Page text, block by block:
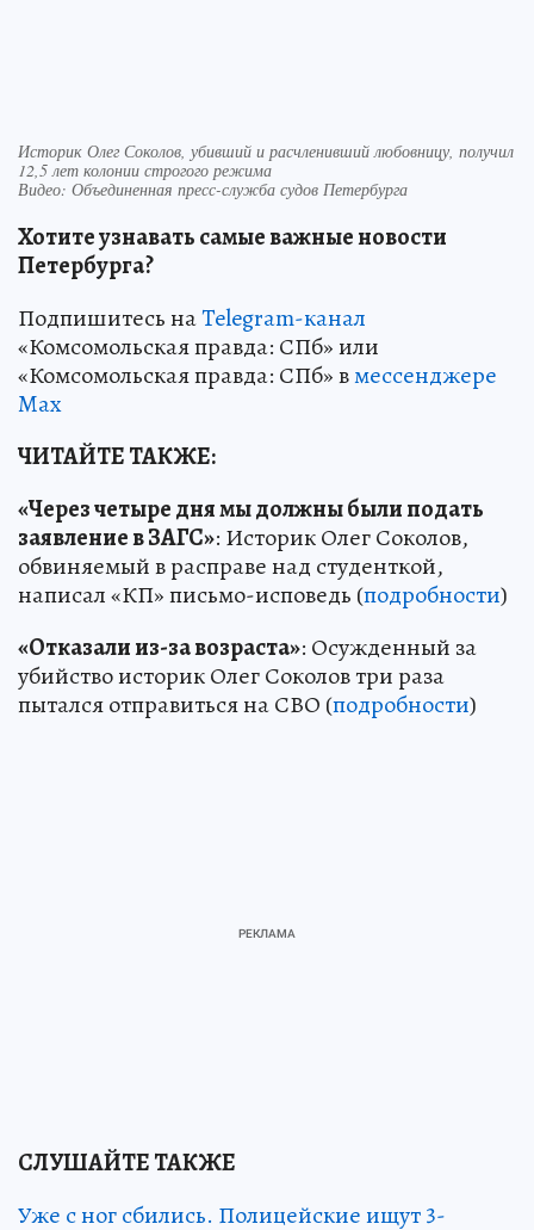
Историк Олег Соколов, убивший и расчленивший любовницу, получил
12,5 лет колонии строгого режима
Видео: Объединенная пресс-служба судов Петербурга
Хотите узнавать самые важные новости
Петербурга?
Подпишитесь наTelegram-канал
«Комсомольская правда: СПб» или
«Комсомольская правда: СПб» вмессенджере
Max
ЧИТАЙТЕ ТАКЖЕ:
«Через четыре дня мы должны были подать
заявление в ЗАГС»: Историк Олег Соколов,
обвиняемый в расправе над студенткой,
написал «КП» письмо-исповедь (подробности)
«Отказали из-за возраста»: Осужденный за
убийство историк Олег Соколов три раза
пытался отправиться на СВО (подробности)
СЛУШАЙТЕ ТАКЖЕ
Уже с ног сбились. Полицейские ищут 3-